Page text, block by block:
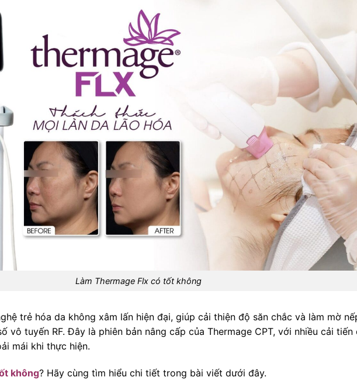
Làm Thermage Flx có tốt không
trẻ hóa da không xâm lấn hiện đại, giúp cải thiện độ săn chắc và làm mờ
vô tuyến RF. Đây là phiên bản nâng cấp của Thermage CPT, với nhiều cải tiến
mái khi thực hiện.
không? Hãy cùng tìm hiểu chi tiết trong bài viết dưới đây.